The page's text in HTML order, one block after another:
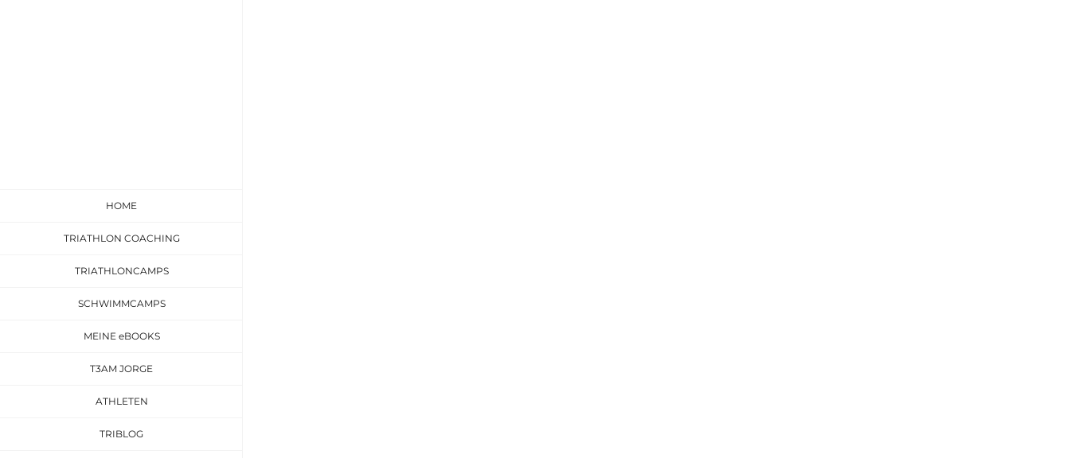
HOME
TRIATHLON COACHING
TRIATHLONCAMPS
SCHWIMMCAMPS
MEINE eBOOKS
T3AM JORGE
ATHLETEN
TRIBLOG